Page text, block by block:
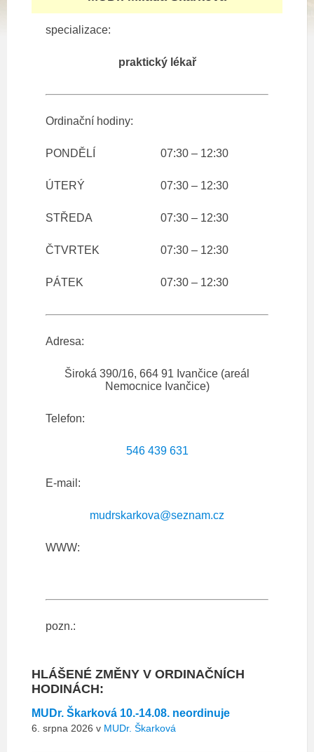
specializace:
praktický lékař
Ordinační hodiny:
PONDĚLÍ 07:30 – 12:30
ÚTERÝ 07:30 – 12:30
STŘEDA 07:30 – 12:30
ČTVRTEK 07:30 – 12:30
PÁTEK 07:30 – 12:30
Adresa:
Široká 390/16, 664 91 Ivančice (areál
Nemocnice Ivančice)
Telefon:
546 439 631
E-mail:
mudrskarkova@seznam.cz
WWW:
pozn.:
HLÁŠENÉ ZMĚNY V ORDINAČNÍCH
HODINÁCH:
MUDr. Škarková 10.-14.08. neordinuje
6. srpna 2026 v MUDr. Škarková